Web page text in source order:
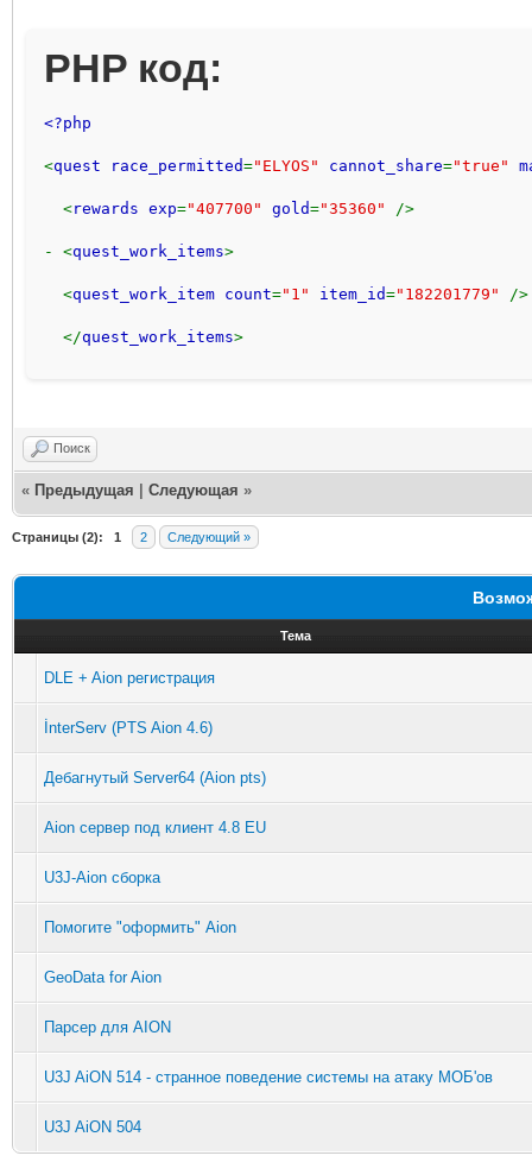
PHP код:
<?php
<quest race_permitted="ELYOS" cannot_share="true"
  <
rewards exp="407700" gold="35360" />
- <quest_work_items>
  <
quest_work_item count="1" item_id="182201779" /
  </
quest_work_items>
Поиск
« Предыдущая Следующая »
Страницы (2): 1 2 Следующий »
Тема
DLE + Aion регистрация
İnterServ (PTS Aion 4.6)
Дебагнутый Server64 (Aion pts)
Aion сервер под клиент 4.8 EU
U3J-Aion сборка
Помогите "оформить" Aion
GeoData for Aion
Парсер для AION
U3J AiON 514 - странное поведение системы на атаку МОБ'ов
U3J AiON 504